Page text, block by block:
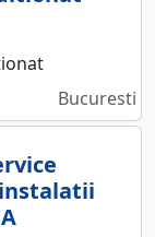
Bucuresti